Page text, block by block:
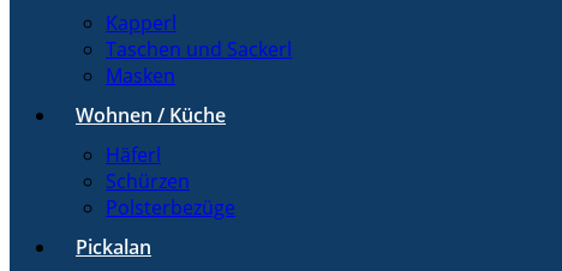
Kapperl
Taschen und Sackerl
Masken
Wohnen / Küche
Häferl
Schürzen
Polsterbezüge
Pickalan